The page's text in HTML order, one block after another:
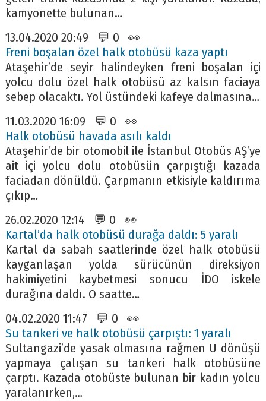
kamyonette bulunan…
13.04.2020 20:49 💬 0 👀
Freni boşalan özel halk otobüsü kaza yaptı
Ataşehir’de seyir halindeyken freni boşalan içi
yolcu dolu özel halk otobüsü az kalsın faciaya
sebep olacaktı. Yol üstündeki kafeye dalmasına…
11.03.2020 16:09 💬 0 👀
Halk otobüsü havada asılı kaldı
Ataşehir’de bir otomobil ile İstanbul Otobüs AŞ’ye
ait içi yolcu dolu otobüsün çarpıştığı kazada
faciadan dönüldü. Çarpmanın etkisiyle kaldırıma
çıkıp…
26.02.2020 12:14 💬 0 👀
Kartal’da halk otobüsü durağa daldı: 5 yaralı
Kartal da sabah saatlerinde özel halk otobüsü
kayganlaşan yolda sürücünün direksiyon
hakimiyetini kaybetmesi sonucu İDO iskele
durağına daldı. O saatte…
04.02.2020 11:47 💬 0 👀
Su tankeri ve halk otobüsü çarpıştı: 1 yaralı
Sultangazi’de yasak olmasına rağmen U dönüşü
yapmaya çalışan su tankeri halk otobüsüne
çarptı. Kazada otobüste bulunan bir kadın yolcu
yaralanırken,…